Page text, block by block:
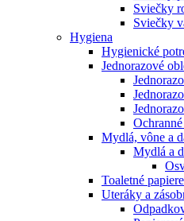
Sviečky
Sviečky
Hygiena
Hygienické
Jednorazové
Mydlá, vône a
Mydlá a
Toaletné
Uteráky a